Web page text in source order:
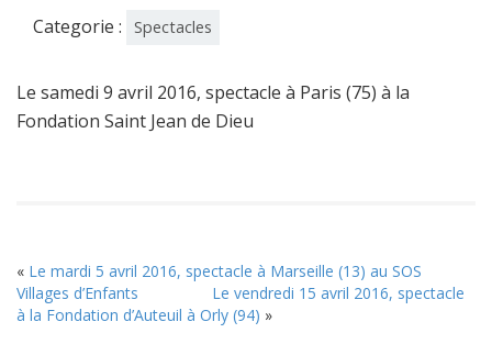
Categorie : Spectacles
Le samedi 9 avril 2016, spectacle à Paris (75) à la
Fondation Saint Jean de Dieu
« Le mardi 5 avril 2016, spectacle à Marseille (13) au SOS
Villages d’Enfants
Le vendredi 15 avril 2016, spectacle
à la Fondation d’Auteuil à Orly (94) »